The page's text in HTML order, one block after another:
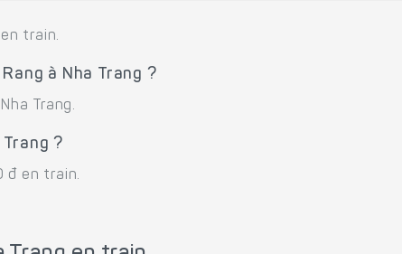
train.
à Nha Trang ?
Trang.
?
đ en train.